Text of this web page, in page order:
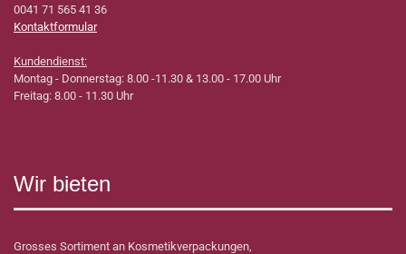
0041 71 565 41 36
Kontaktformular
Kundendienst:
Montag - Donnerstag: 8.00 -11.30 & 13.00 - 17.00 Uhr
Freitag: 8.00 - 11.30 Uhr
Wir bieten
Grosses Sortiment an Kosmetikverpackungen,